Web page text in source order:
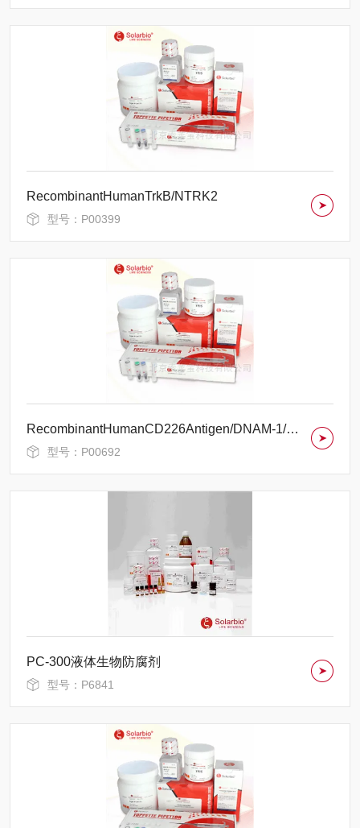
RecombinantHumanTrkB/NTRK2
型号：P00399
RecombinantHumanCD226Antigen/DNAM-1/CD226
型号：P00692
PC-300液体生物防腐剂
型号：P6841